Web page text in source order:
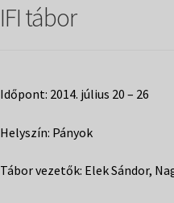
IFI tábor
Időpont: 2014. július 20 – 26
Helyszín: Pányok
Tábor vezetők: Elek Sándor,